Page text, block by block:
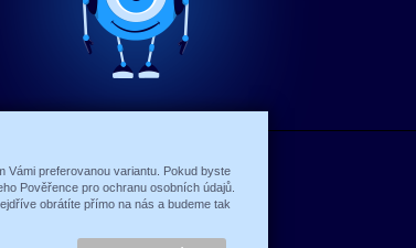
Vámi preferovanou variantu. Pokud byste
Pověřence pro ochranu osobních údajů.
obrátíte přímo na nás a budeme tak